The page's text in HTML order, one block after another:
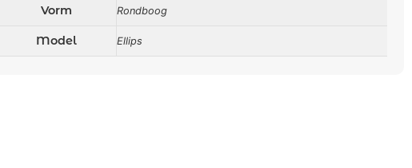
Vorm Rondboog
Model Ellips